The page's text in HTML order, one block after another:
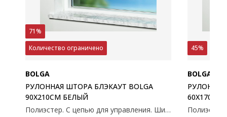
71%
Количество ограничено
BOLGA
РУЛОННАЯ ШТОРА БЛЭКАУТ BOLGA
90X210СМ БЕЛЫЙ
Полиэстер. С цепью для управления. Ширину можно обрезать. 90x210 см
45%
BOLGA